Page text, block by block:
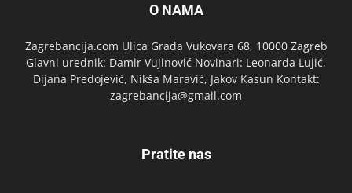
O NAMA
Zagrebancija.com Ulica Grada Vukovara 68, 10000 Zagreb
Glavni urednik: Damir Vujinović Novinari: Leonarda Lujić,
Dijana Predojević, Nikša Maravić, Jakov Kasun Kontakt:
zagrebancija@gmail.com
Pratite nas